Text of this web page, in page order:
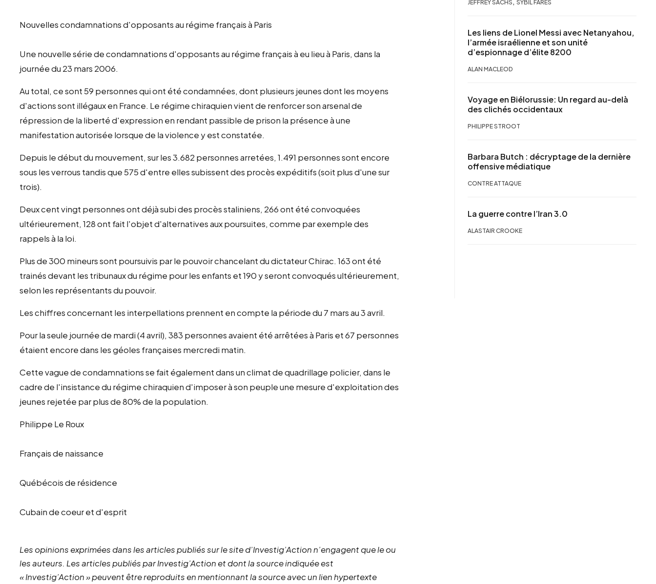
Nouvelles condamnations d'opposants au régime français à Paris
Une nouvelle série de condamnations d'opposants au régime français à eu lieu à Paris, dans la
journée du 23 mars 2006.
Au total, ce sont 59 personnes qui ont été condamnées, dont plusieurs jeunes dont les moyens
d'actions sont illégaux en France. Le régime chiraquien vient de renforcer son arsenal de
répression de la liberté d'expression en rendant passible de prison la présence à une
manifestation autorisée lorsque de la violence y est constatée.
Depuis le début du mouvement, sur les 3.682 personnes arretées, 1.491 personnes sont encore
sous les verrous tandis que 575 d'entre elles subissent des procès expéditifs (soit plus d'une sur
trois).
Deux cent vingt personnes ont déjà subi des procès staliniens, 266 ont été convoquées
ultérieurement, 128 ont fait l'objet d'alternatives aux poursuites, comme par exemple des
rappels à la loi.
Plus de 300 mineurs sont poursuivis par le pouvoir chancelant du dictateur Chirac. 163 ont été
trainés devant les tribunaux du régime pour les enfants et 190 y seront convoqués ultérieurement,
selon les représentants du pouvoir.
Les chiffres concernant les interpellations prennent en compte la période du 7 mars au 3 avril.
Pour la seule journée de mardi (4 avril), 383 personnes avaient été arrêtées à Paris et 67 personnes
étaient encore dans les géoles françaises mercredi matin.
Cette vague de condamnations se fait également dans un climat de quadrillage policier, dans le
cadre de l'insistance du régime chiraquien d'imposer à son peuple une mesure d'exploitation des
jeunes rejetée par plus de 80% de la population.
Philippe Le Roux
Français de naissance
Québécois de résidence
Cubain de coeur et d'esprit
Les opinions exprimées dans les articles publiés sur le site d’Investig’Action n’engagent que le ou
les auteurs. Les articles publiés par Investig’Action et dont la source indiquée est
« Investig’Action » peuvent être reproduits en mentionnant la source avec un lien hypertexte
JEFFREY SACHS SYBIL FARES
Les liens de Lionel Messi avec Netanyahou,
l’armée israélienne et son unité
d’espionnage d’élite 8200
ALAN MACLEOD
Voyage en Biélorussie: Un regard au-delà
des clichés occidentaux
PHILIPPE STROOT
Barbara Butch : décryptage de la dernière
offensive médiatique
CONTRE ATTAQUE
La guerre contre l’Iran 3.0
ALASTAIR CROOKE